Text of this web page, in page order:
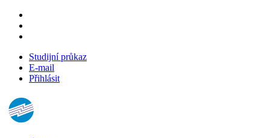
Studijní průkaz
E-mail
Přihlásit